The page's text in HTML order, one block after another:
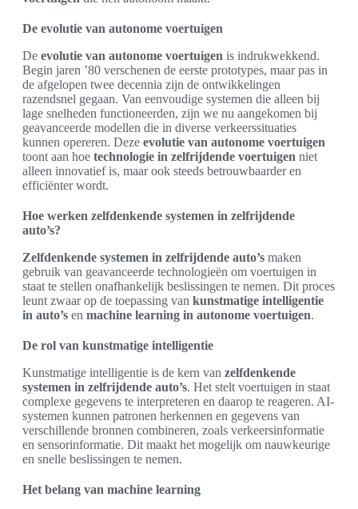
De evolutie van autonome voertuigen
De evolutie van autonome voertuigen is indrukwekkend.
Begin jaren ’80 verschenen de eerste prototypes, maar pas in
de afgelopen twee decennia zijn de ontwikkelingen
razendsnel gegaan. Van eenvoudige systemen die alleen bij
lage snelheden functioneerden, zijn we nu aangekomen bij
geavanceerde modellen die in diverse verkeerssituaties
kunnen opereren. Deze evolutie van autonome voertuigen
toont aan hoe technologie in zelfrijdende voertuigen niet
alleen innovatief is, maar ook steeds betrouwbaarder en
efficiënter wordt.
Hoe werken zelfdenkende systemen in zelfrijdende
auto’s?
Zelfdenkende systemen in zelfrijdende auto’s maken
gebruik van geavanceerde technologieën om voertuigen in
staat te stellen onafhankelijk beslissingen te nemen. Dit proces
leunt zwaar op de toepassing van kunstmatige intelligentie
in auto’s en machine learning in autonome voertuigen.
De rol van kunstmatige intelligentie
Kunstmatige intelligentie is de kern van zelfdenkende
systemen in zelfrijdende auto’s. Het stelt voertuigen in staat
complexe gegevens te interpreteren en daarop te reageren. AI-
systemen kunnen patronen herkennen en gegevens van
verschillende bronnen combineren, zoals verkeersinformatie
en sensorinformatie. Dit maakt het mogelijk om nauwkeurige
en snelle beslissingen te nemen.
Het belang van machine learning